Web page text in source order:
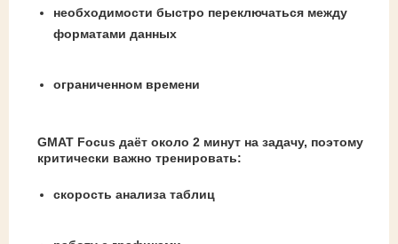
необходимости быстро переключаться между
форматами данных
ограниченном времени
GMAT Focus даёт около 2 минут на задачу, поэтому
критически важно тренировать:
скорость анализа таблиц